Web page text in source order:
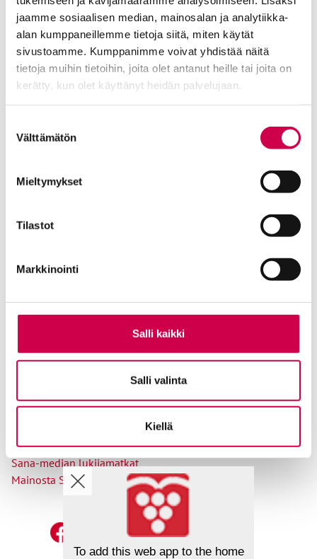
jaamme sosiaalisen median, mainosalan ja analytiikka-
alan kumppaneillemme tietoja siitä, miten käytät
sivustoamme. Kumppanimme voivat yhdistää näitä
tietoja muihin tietoihin, joita olet antanut heille tai joita on
kerätty, kun olet käyttänyt heidän palvelujaan.
valinta
Välttämätön
Mieltymykset
Tilastot
Markkinointi
Salli kaikki
Salli valinta
Kiellä
Toimitus
Yhteystiedot
Postiosoite
PL 48, 08101 LOHJA
Sana-lehden kampanjat
Tilausehdot
Osoitteenmuutokset
Ole meihin yhteydessä
Lähetä juttuvinkki
Suosittele Sanaa
Sana-median lukijamatkat
Mainosta Sana-mediassa
To add this web app to the home